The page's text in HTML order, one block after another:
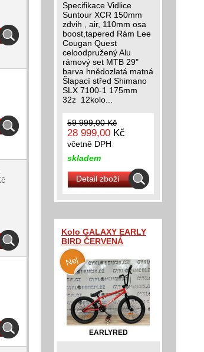
Specifikace Vidlice
Suntour XCR 150mm
zdvih , air, 110mm osa
boost,tapered Rám Lee
Cougan Quest
celoodpružený Alu
rámový set MTB 29"
barva hnědozlatá matná
Šlapací střed Shimano
SLX 7100-1 175mm
32z 12kolo...
59 999,00 Kč
28 999,00 Kč
včetně DPH
skladem
Detail zboží
Kolo GALAXY EARLY
BIRD ČERVENÁ
EARLYRED